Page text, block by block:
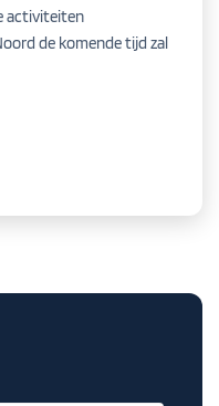
activiteiten
de komende tijd zal